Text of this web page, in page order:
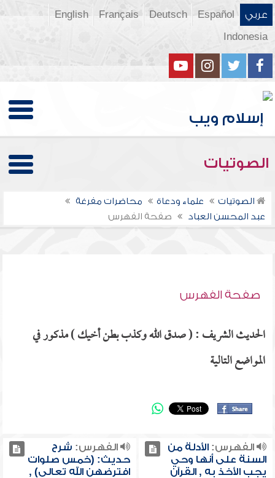
عربي Español
Deutsch
Français
English
Indonesia
الصوتيات
الصوتيات علماء ودعاة
محاضرات مفرغة
عبد المحسن العباد
صفحة الفهرس
صفحة الفهرس
الحديث الشريف : ( صدق الله وكذب بطن أخيك ) مذكور في
المواضع التالية
الفهرس:الأدلة من
السنة على أنها وحي
يجب الأخذ به , القرآن
الفهرس: شرح
حديث: (خمس صلوات
افترضهن الله تعالى) ,